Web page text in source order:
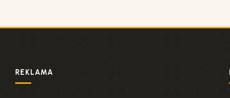
REKLAMA